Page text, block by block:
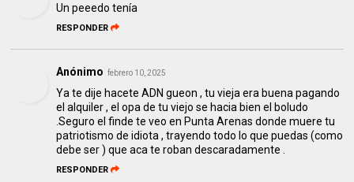
Un peeedo tenía
RESPONDER
Anónimo febrero 10, 2025
Ya te dije hacete ADN gueon , tu vieja era buena pagando
el alquiler , el opa de tu viejo se hacia bien el boludo
.Seguro el finde te veo en Punta Arenas donde muere tu
patriotismo de idiota , trayendo todo lo que puedas (como
debe ser ) que aca te roban descaradamente .
RESPONDER